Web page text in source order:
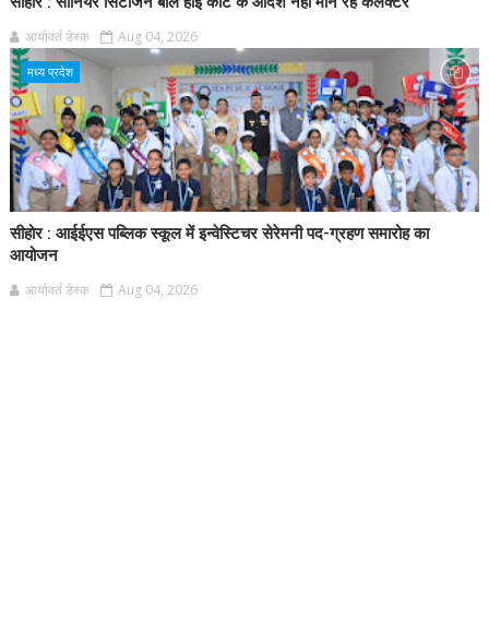
आर्यावर्त डेस्क Aug 04, 2026
मध्य प्रदेश
सीहोर : आईईएस पब्लिक स्कूल में इन्वेस्टिचर सेरेमनी पद-ग्रहण समारोह का
आयोजन
आर्यावर्त डेस्क Aug 04, 2026